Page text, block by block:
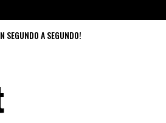
SEGUNDO A SEGUNDO!